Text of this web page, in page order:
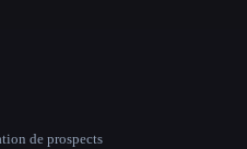
de prospects